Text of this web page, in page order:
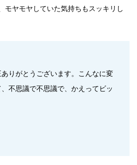
モヤモヤしていた気持ちもスッキリし
りがとうございます。こんなに変
不思議で不思議で、かえってビッ